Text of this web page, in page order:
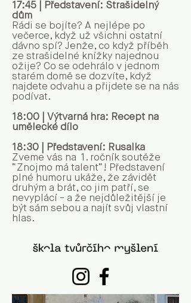
17:45 | Představení: Strašidelný
dům
Rádi se bojíte? A nejlépe po
večerce, když už všichni ostatní
dávno spí? Jenže, co když příběh
ze strašidelné knížky najednou
ožije? Co se odehrálo v jednom
starém domě se dozvíte, když
najdete odvahu a přijdete se na nás
podívat.
18:00 | Výtvarná hra: Recept na
umělecké dílo
18:30 | Představení: Rusalka
Zveme vás na 1. ročník soutěže
“Znojmo má talent”! Představení
plné humoru ukáže, že závidět
druhým a brát, co jim patří, se
nevyplácí - a že nejdůležitější je
být sám sebou a najít svůj vlastní
hlas.